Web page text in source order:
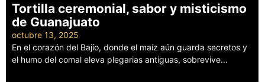
Tortilla ceremonial, sabor y misticismo
de Guanajuato
octubre 13, 2025
En el corazón del Bajío, donde el maíz aún guarda secretos y
el humo del comal eleva plegarias antiguas, sobrevive...